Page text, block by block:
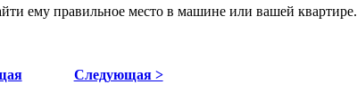
ему правильное место в машине или вашей квартире.
Следующая >